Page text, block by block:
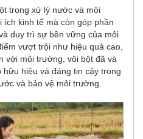
trong xử lý nước và môi
kinh tế mà còn góp phần
duy trì sự bền vững của môi
vượt trội như hiệu quả cao,
với môi trường, vôi bột đã và
hiệu và đáng tin cậy trong
và bảo vệ môi trường.